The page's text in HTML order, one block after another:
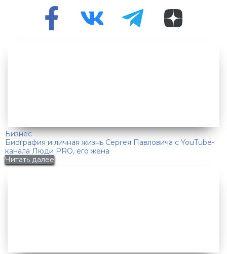
Бизнес
Биография и личная жизнь Сергея Павловича с YouTube-
канала Люди PRO, его жена
Читать далее